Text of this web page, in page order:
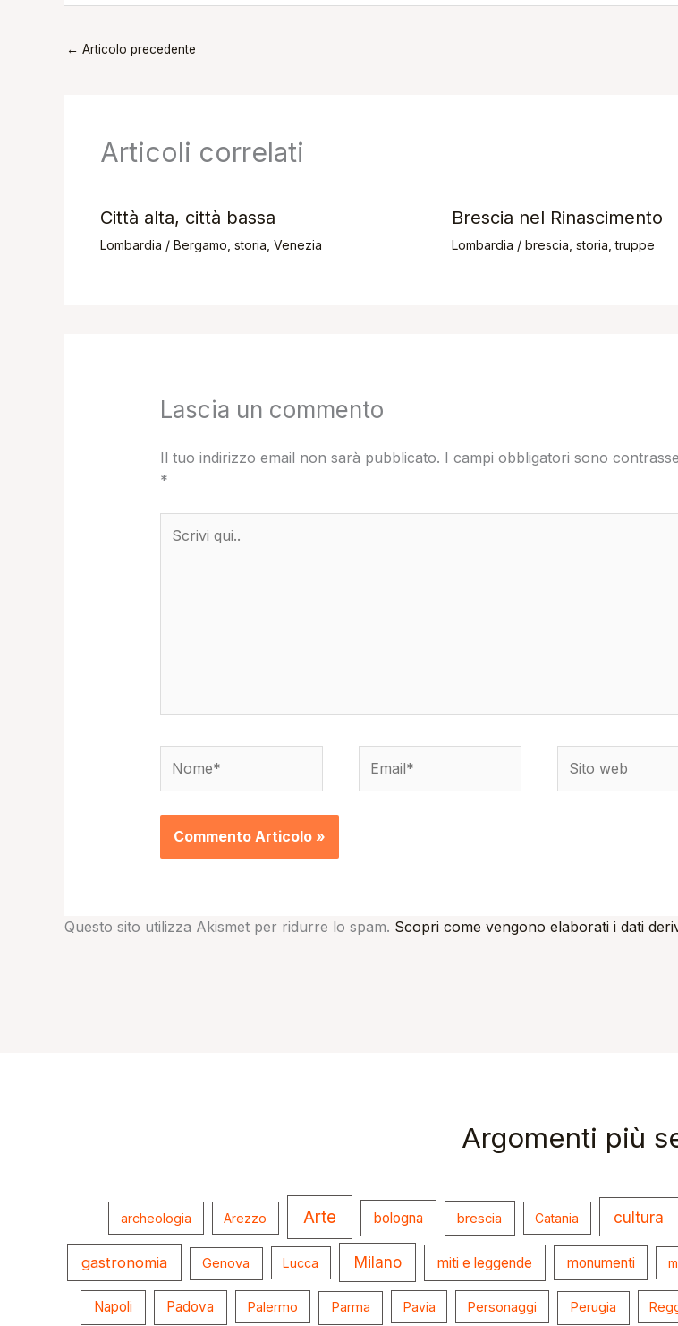
← Articolo precedente
Articoli correlati
Città alta, città bassa
Lombardia / Bergamo storia Venezia
Brescia nel Rinascimento
Lombardia / brescia storia ,truppe
Lascia un commento
Il tuo indirizzo email non sarà pubblicato. I campi obbligatori sono
*
qui..
web
Questo sito utilizza Akismet per ridurre lo spam. Scopri come vengono elaborati i dati
Argomenti più
archeologia Arezzo Arte bologna brescia Catania cultura
gastronomia Genova Lucca Milano miti e leggende monumenti
Napoli Padova Palermo Parma Pavia Personaggi Perugia